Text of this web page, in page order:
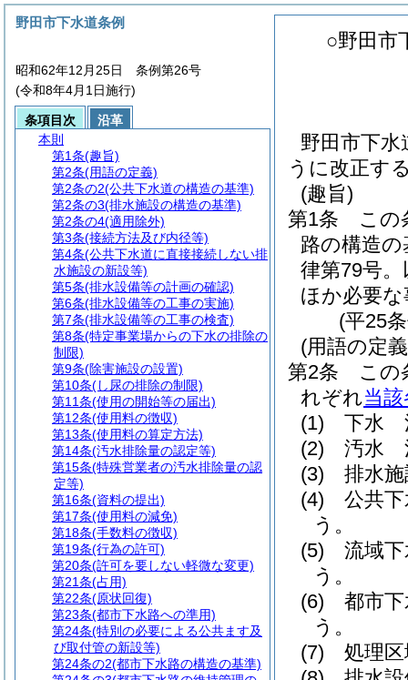
○野田市
野田市下
うに改正す
(趣旨)
第1条
この
路の構造
律第79号
ほか必要
(平25
(用語の定
第2条
この
れぞれ当
(1)
下水
(2)
汚水
(3)
排水
(4)
公共
う。
(5)
流域
う。
(6)
都市
う。
(7)
処理
野田市下水道条例
昭和62年12月25日 条例第26号
(令和8年4月1日施行)
条項目次
沿革
本則
第1条(趣旨)
第2条(用語の定義)
第2条の2(公共下水道の構造の基準)
第2条の3(排水施設の構造の基準)
第2条の4(適用除外)
第3条(接続方法及び内径等)
第4条(公共下水道に直接接続しない排
水施設の新設等)
第5条(排水設備等の計画の確認)
第6条(排水設備等の工事の実施)
第7条(排水設備等の工事の検査)
第8条(特定事業場からの下水の排除の
制限)
第9条(除害施設の設置)
第10条(し尿の排除の制限)
第11条(使用の開始等の届出)
第12条(使用料の徴収)
第13条(使用料の算定方法)
第14条(汚水排除量の認定等)
第15条(特殊営業者の汚水排除量の認
定等)
第16条(資料の提出)
第17条(使用料の減免)
第18条(手数料の徴収)
第19条(行為の許可)
第20条(許可を要しない軽微な変更)
第21条(占用)
第22条(原状回復)
第23条(都市下水路への準用)
第24条(特別の必要による公共ます及
び取付管の新設等)
第24条の2(都市下水路の構造の基準)